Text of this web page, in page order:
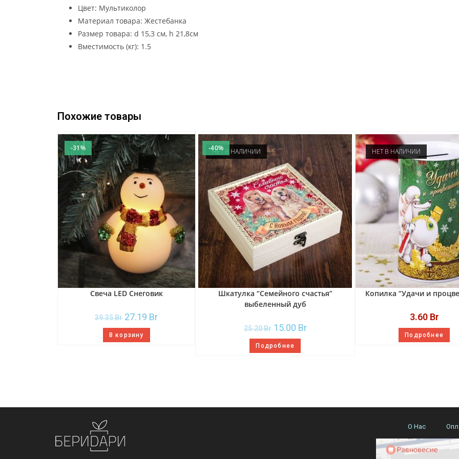
Цвет: Мультиколор
Материал товара: Жестебанка
Размер товара: d 15,3 см, h 21,8см
Вместимость (кг): 1.5
Похожие товары
-31%
Свеча LED Снеговик
39.35Br 27.19 Br
В корзину
НЕТ В НАЛИЧИИ
-40%
Шкатулка “Семейного счастья”
выбеленный дуб
25.20Br 15.00 Br
Подробнее
НЕТ В НАЛИЧИИ
Копилка “Удачи и
3.60 Br
Подробнее
О Нас